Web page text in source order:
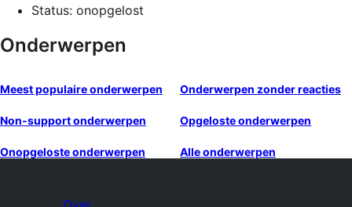
Status: onopgelost
Onderwerpen
Meest populaire onderwerpen Onderwerpen zonder reacties
Non-support onderwerpen Opgeloste onderwerpen
Onopgeloste onderwerpen Alle onderwerpen